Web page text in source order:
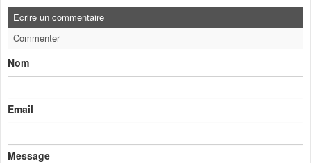
Ecrire un commentaire
Commenter
Nom
Email
Message